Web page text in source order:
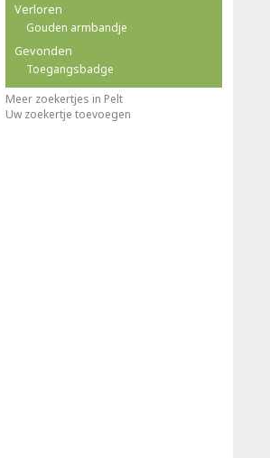
Verloren
Gouden armbandje
Gevonden
Toegangsbadge
Meer zoekertjes in Pelt
Uw zoekertje toevoegen